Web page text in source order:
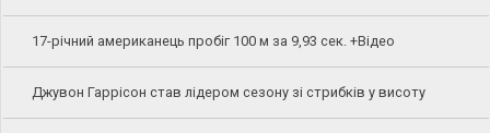
17-річний американець пробіг 100 м за 9,93 сек. +Відео
Джувон Гаррісон став лідером сезону зі стрибків у висоту